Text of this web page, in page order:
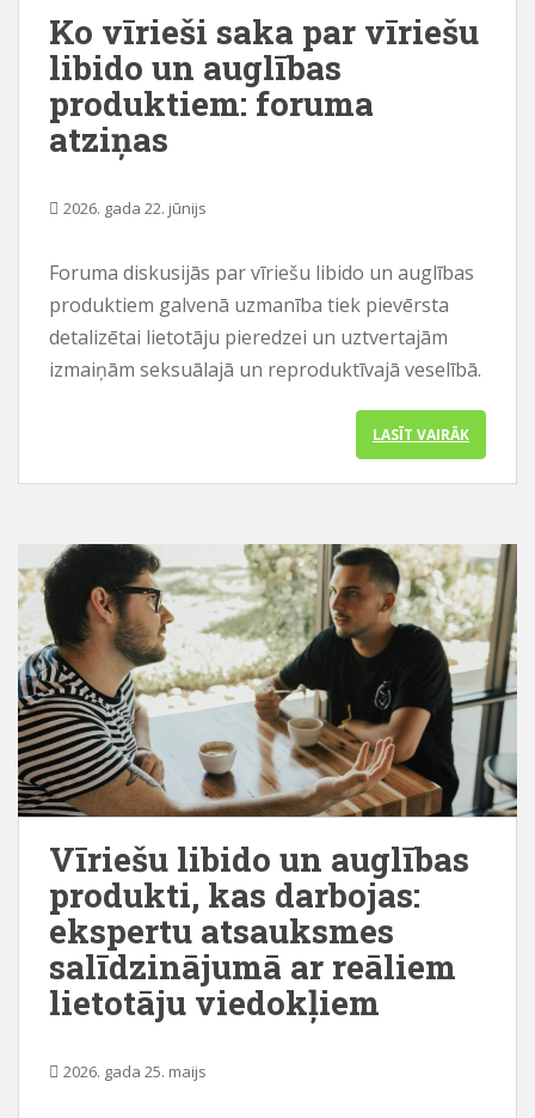
Ko vīrieši saka par vīriešu
libido un auglības
produktiem: foruma
atziņas
2026. gada 22. jūnijs
Foruma diskusijās par vīriešu libido un auglības
produktiem galvenā uzmanība tiek pievērsta
detalizētai lietotāju pieredzei un uztvertajām
izmaiņām seksuālajā un reproduktīvajā veselībā.
LASĪT VAIRĀK
Vīriešu libido un auglības
produkti, kas darbojas:
ekspertu atsauksmes
salīdzinājumā ar reāliem
lietotāju viedokļiem
2026. gada 25. maijs